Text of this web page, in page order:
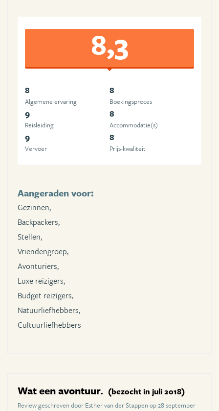
8,3
8
Algemene ervaring
8
Boekingsproces
9
Reisleiding
8
Accommodatie(s)
9
Vervoer
8
Prijs-kwaliteit
Aangeraden voor:
Gezinnen,
Backpackers,
Stellen,
Vriendengroep,
Avonturiers,
Luxe reizigers,
Budget reizigers,
Natuurliefhebbers,
Cultuurliefhebbers
Wat een avontuur. (bezocht in juli 2018)
Review geschreven door Esther van der Stappen op 28 september